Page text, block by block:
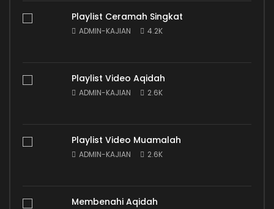
Playlist Ceramah Singkat
ADMIN-KAJIAN 4.2K
Playlist Video Aqidah
ADMIN-KAJIAN 2.6K
Playlist Video Muamalah
ADMIN-KAJIAN 2.6K
Membenahi Aqidah